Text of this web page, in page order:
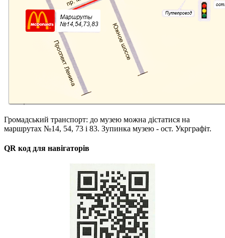
Громадський транспорт: до музею можна дістатися на
маршрутах №14, 54, 73 і 83. Зупинка музею - ост. Укрграфіт.
QR код для навігаторів